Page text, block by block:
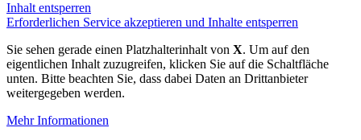
Inhalt entsperren
Erforderlichen Service akzeptieren und Inhalte entsperren
Sie sehen gerade einen Platzhalterinhalt von X. Um auf den
eigentlichen Inhalt zuzugreifen, klicken Sie auf die Schaltfläche
unten. Bitte beachten Sie, dass dabei Daten an Drittanbieter
weitergegeben werden.
Mehr Informationen